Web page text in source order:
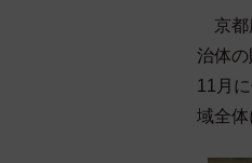
京都
治体
11月
域全体